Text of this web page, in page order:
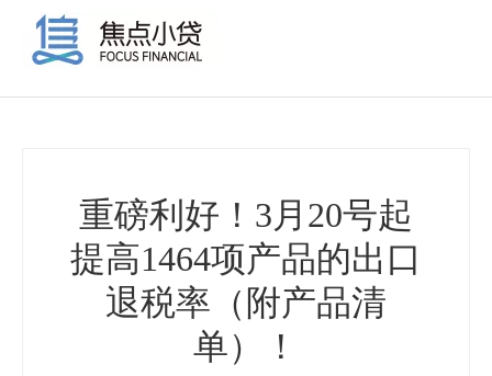
重磅利好！3月20号起
提高1464项产品的出口
退税率（附产品清
单）！